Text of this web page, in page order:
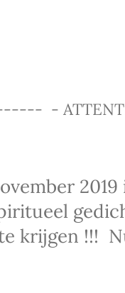
-
krijgen !!!